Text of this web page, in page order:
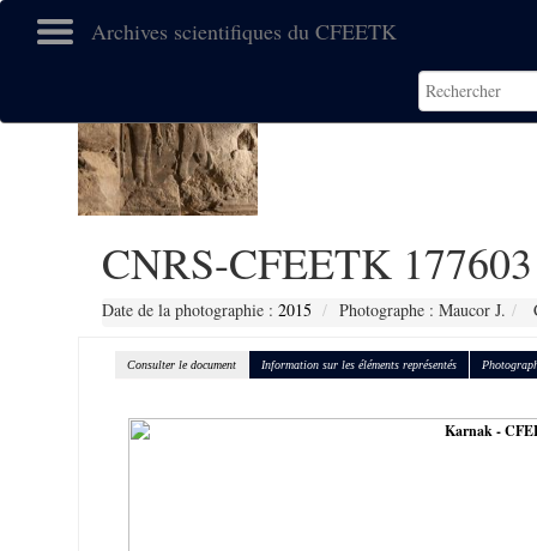
Archives scientifiques du CFEETK
CNRS-CFEETK 177603
Date de la photographie : 2015 Photographe : Maucor J.
Consulter le document Information sur les éléments représentés